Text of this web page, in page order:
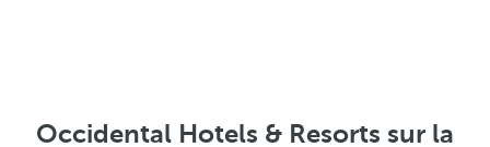
Occidental Hotels & Resorts sur la